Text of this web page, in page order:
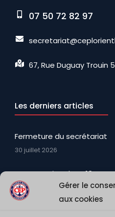
Gérer le
aux cookies
07 50 72 82 97
67, Rue Duguay Trouin
Les derniers articles
Fermeture du secrétariat
30 juillet 2026
La promotion des U18N
et Matt (encore U18N) qui
l’effectif et apporter Toute